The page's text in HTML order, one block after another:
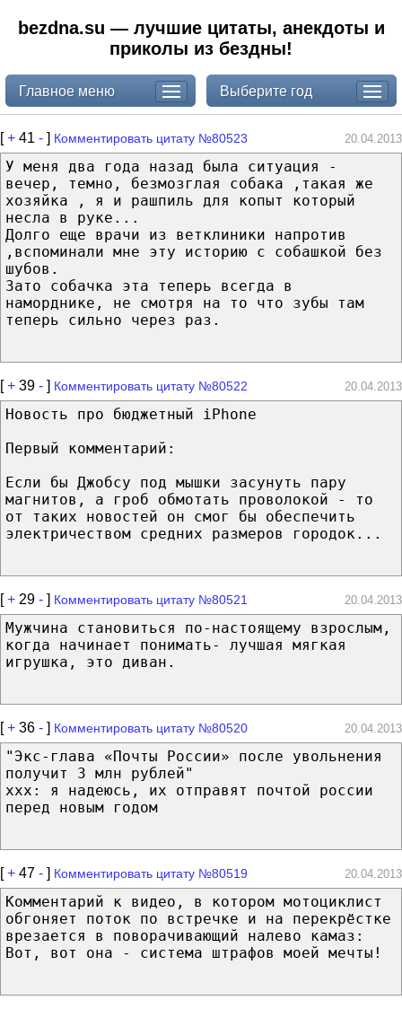
bezdna.su — лучшие цитаты, анекдоты и
приколы из бездны!
Главное меню Выберите год
[+ 41 - ] Комментировать цитату №80523 20.04.2013
У меня два года назад была ситуация -
вечер, темно, безмозглая собака ,такая же
хозяйка , я и рашпиль для копыт который
несла в руке...
Долго еще врачи из ветклиники напротив
,вспоминали мне эту историю с собашкой без
шубов.
Зато собачка эта теперь всегда в
наморднике, не смотря на то что зубы там
теперь сильно через раз.
[+ 39 - ] Комментировать цитату №80522 20.04.2013
Новость про бюджетный iPhone
Первый комментарий:
Если бы Джобсу под мышки засунуть пару
магнитов, а гроб обмотать проволокой - то
от таких новостей он смог бы обеспечить
электричеством средних размеров городок...
[+ 29 - ] Комментировать цитату №80521 20.04.2013
Мужчина становиться по-настоящему взрослым,
когда начинает понимать- лучшая мягкая
игрушка, это диван.
[+ 36 - ] Комментировать цитату №80520 20.04.2013
"Экс-глава «Почты России» после увольнения
получит 3 млн рублей"
xxx: я надеюсь, их отправят почтой россии
перед новым годом
[+ 47 - ] Комментировать цитату №80519 20.04.2013
Комментарий к видео, в котором мотоциклист
обгоняет поток по встречке и на перекрёстке
врезается в поворачивающий налево камаз:
Вот, вот она - система штрафов моей мечты!